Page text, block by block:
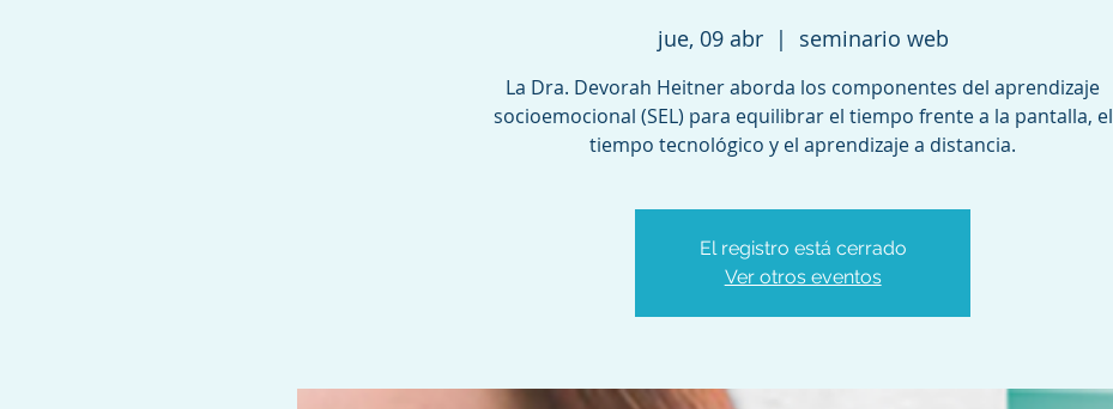
jue, 09 abr
  |
seminario web
La Dra. Devorah Heitner aborda los componentes del aprendizaje
socioemocional (SEL) para equilibrar el tiempo frente a la pantalla, el
tiempo tecnológico y el aprendizaje a distancia.
El registro está cerrado
Ver otros eventos